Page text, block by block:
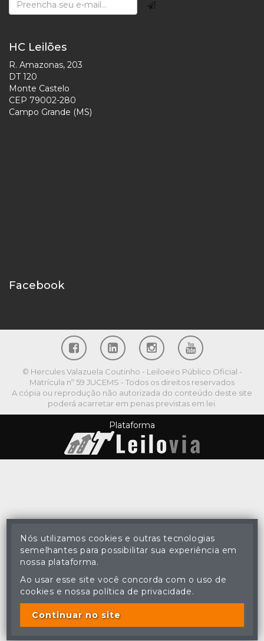
HC Leilões
R. Amazonas, 203
DT 120
Monte Castelo
CEP 79002-280
Campo Grande (MS)
Facebook
© Hercules Valazuela Coutinho - Leiloeiro Público Oficial -
Matrícula nº 59 JUCEMS - Todos os direitos reservados
A cópia ou reprodução não autorizada do conteúdo deste site
poderá acarretar em penas previstas em lei.
Plataforma
Nós utilizamos cookies e outras tecnologias
semelhantes para possibilitar sua experiência em
nossa plataforma.
Ao usar esse site você concorda com o uso de
cookies e nossa política de privacidade.
Continuar no site